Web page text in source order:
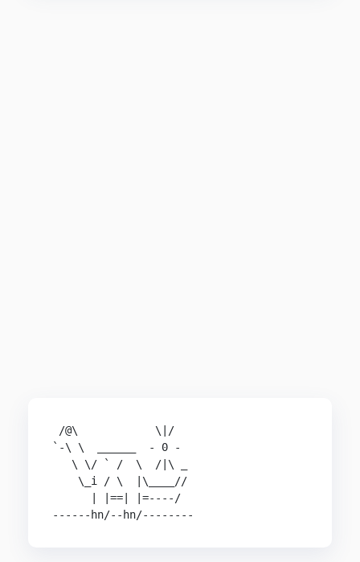
/@\            \|/
`-\ \  ______  - 0 -
   \ \/ ` /  \  /|\ _
    \_i / \  |\____//
      | |==| |=----/
------hn/--hn/--------